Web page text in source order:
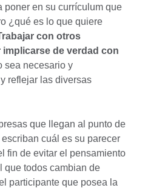
poner en su currículum que
¿qué es lo que quiere
con otros
de verdad con
sea necesario y
reflejar las diversas
que llegan al punto de
cuál es su parecer
fin de evitar el pensamiento
que todos cambian de
participante que posea la